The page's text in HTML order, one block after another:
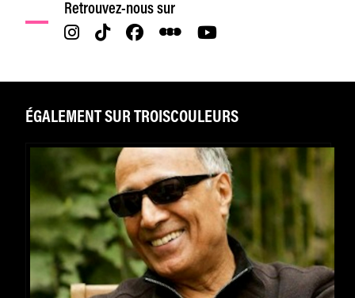
Retrouvez-nous sur
ÉGALEMENT SUR TROISCOULEURS